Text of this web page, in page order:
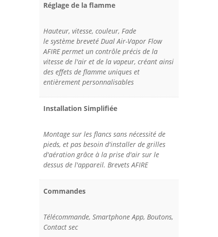
Réglage de la flamme
Hauteur, vitesse, couleur, Fade
le système breveté Dual Air-Vapor Flow
AFIRE permet un contrôle précis de la
vitesse de l'air et de la vapeur, créant ainsi
des effets de flamme uniques et
entièrement personnalisables
Installation Simplifiée
Montage sur les flancs sans nécessité de
pieds, et pas besoin d'installer de grilles
d'aération grâce à la prise d'air sur le
dessus de l'appareil. Brevets AFIRE
Commandes
Télécommande, Smartphone App, Boutons,
Contact sec